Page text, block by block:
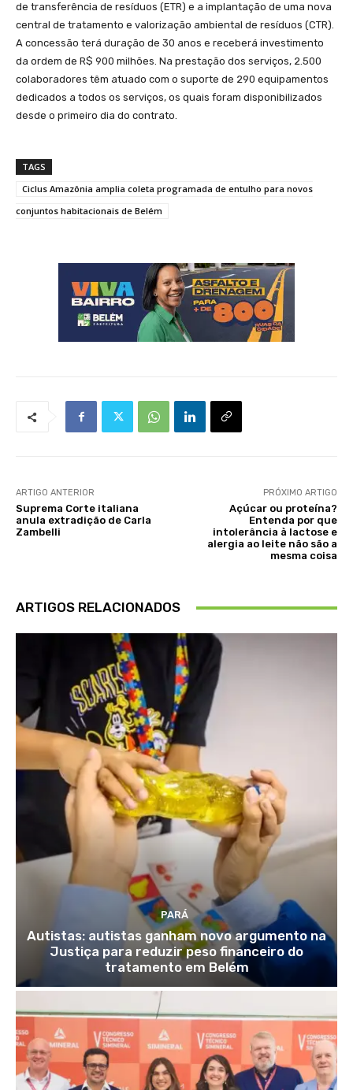
de transferência de resíduos (ETR) e a implantação de uma nova
central de tratamento e valorização ambiental de resíduos (CTR).
A concessão terá duração de 30 anos e receberá investimento
da ordem de R$ 900 milhões. Na prestação dos serviços, 2.500
colaboradores têm atuado com o suporte de 290 equipamentos
dedicados a todos os serviços, os quais foram disponibilizados
desde o primeiro dia do contrato.
TAGS
Ciclus Amazônia amplia coleta programada de entulho para novos
conjuntos habitacionais de Belém
ARTIGO ANTERIOR
Suprema Corte italiana
anula extradição de Carla
Zambelli
PRÓXIMO ARTIGO
Açúcar ou proteína?
Entenda por que
intolerância à lactose e
alergia ao leite não são a
mesma coisa
ARTIGOS RELACIONADOS
PARÁ
Autistas: autistas ganham novo argumento na
Justiça para reduzir peso financeiro do
tratamento em Belém